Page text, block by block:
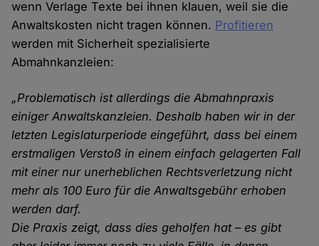
wenn Verlage Texte bei ihnen klauen, weil sie die
Anwaltskosten nicht tragen können. Profitieren
werden mit Sicherheit spezialisierte
Abmahnkanzleien:
„Problematisch ist allerdings die Abmahnpraxis
einiger Anwaltskanzleien. Deshalb haben wir in der
letzten Legislaturperiode eingeführt, dass bei einem
erstmaligen Verstoß in einem einfach gelagerten Fall
mit einer nur unerheblichen Rechtsverletzung nicht
mehr als 100 Euro für die Anwaltsgebühr erhoben
werden darf.
Die Praxis zeigt, dass dies geholfen hat – es gibt